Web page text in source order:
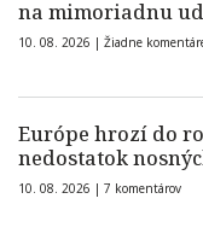
na mimoriadnu
10. 08. 2026 | Žiadne
Európe hrozí do
nedostatok
10. 08. 2026 | 7 komentárov